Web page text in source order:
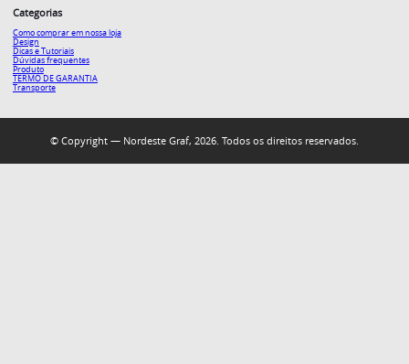
Categorias
Como comprar em nossa loja
Design
Dicas e Tutoriais
Dúvidas frequentes
Produto
TERMO DE GARANTIA
Transporte
© Copyright — Nordeste Graf, 2026. Todos os direitos reservados.